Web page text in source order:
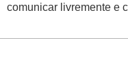
comunicar livremente e